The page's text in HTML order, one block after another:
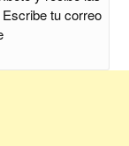
tu correo